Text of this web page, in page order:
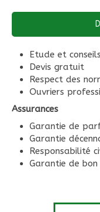
Etude et
Devis gratuit
Respect des
Ouvriers
Assurances
Garantie de
Garantie
Responsabilité
Garantie de